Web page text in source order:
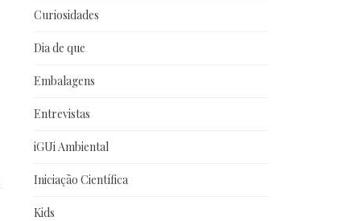
Curiosidades
Dia de que
Embalagens
Entrevistas
iGUi Ambiental
Iniciação Científica
Kids